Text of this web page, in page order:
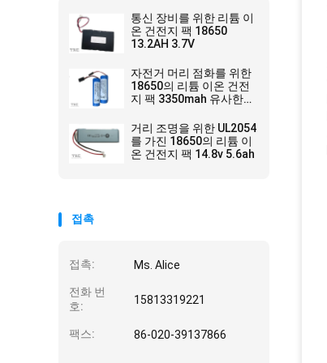
통신 장비를 위한 리튬 이
온 건전지 팩 18650
13.2AH 3.7V
자전거 머리 점화를 위한
18650의 리튬 이온 건전
지 팩 3350mah 유사한
거리 조명을 위한 UL2054
를 가진 18650의 리튬 이
온 건전지 팩 14.8v 5.6ah
접촉
접촉: Ms. Alice
전화 번
호:
15813319221
팩스: 86-020-39137866